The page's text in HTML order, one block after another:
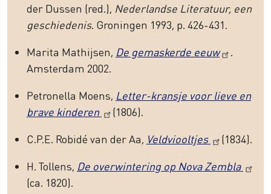
der Dussen (red.), Nederlandse Literatuur, een
geschiedenis. Groningen 1993, p. 426-431.
Marita Mathijsen, De gemaskerde eeuw
.
Amsterdam 2002.
Petronella Moens, Letter-kransje voor lieve en
brave kinderen
(1806).
C.P.E. Robidé van der Aa, Veldviooltjes
(1834).
H. Tollens, De overwintering op Nova Zembla
(ca. 1820).